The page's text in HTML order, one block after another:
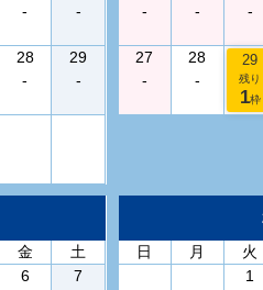
-
-
28
-
29
-
-
-
-
27
-
28
-
29
残り
1枠
金
土
6
7
日
月 火
1